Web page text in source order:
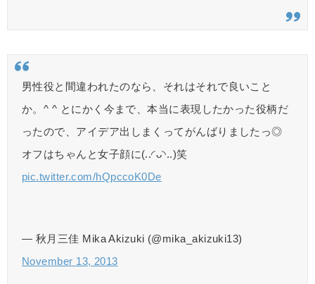
男性役と間違われたのなら、それはそれで良いこと
か。^ ^ とにかく今まで、本当に表現したかった役柄だ
ったので、アイデア出しまくってがんばりましたっ◎
オフはちゃんと女子顔に(..◜ᴗ◝..)笑
pic.twitter.com/hQpccoK0De
— 秋月三佳 Mika Akizuki (@mika_akizuki13)
November 13, 2013